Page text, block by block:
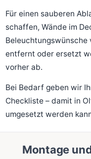
Für einen sauberen
schaffen, Wände im
Beleuchtungswünsche
entfernt oder ersetzt
vorher ab.
Bei Bedarf geben wir
Checkliste – damit in
umgesetzt werden
Montage